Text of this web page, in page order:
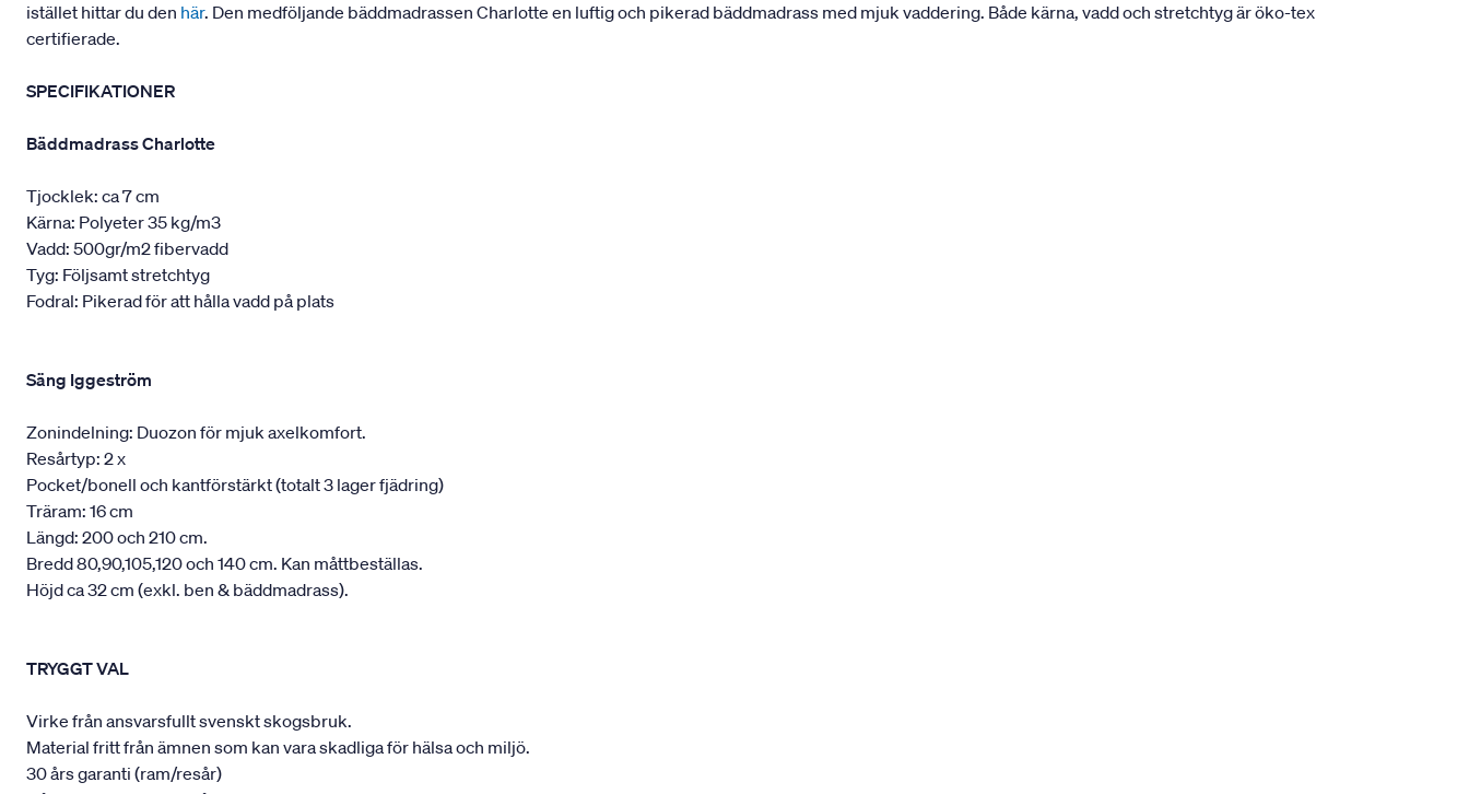
istället hittar du den här. Den medföljande bäddmadrassen Charlotte en luftig och pikerad bäddmadrass med mjuk vaddering. Både kärna, vadd och stretchtyg är öko-tex
certifierade.
SPECIFIKATIONER
Bäddmadrass Charlotte
Tjocklek: ca 7 cm
Kärna: Polyeter 35 kg/m3
Vadd: 500gr/m2 fibervadd
Tyg: Följsamt stretchtyg
Fodral: Pikerad för att hålla vadd på plats
Säng Iggeström
Zonindelning: Duozon för mjuk axelkomfort.
Resårtyp: 2 x
Pocket/bonell och kantförstärkt (totalt 3 lager fjädring)
Träram: 16 cm
Längd: 200 och 210 cm.
Bredd 80,90,105,120 och 140 cm. Kan måttbeställas.
Höjd ca 32 cm (exkl. ben & bäddmadrass).
TRYGGT VAL
Virke från ansvarsfullt svenskt skogsbruk.
Material fritt från ämnen som kan vara skadliga för hälsa och miljö.
30 års garanti (ram/resår)